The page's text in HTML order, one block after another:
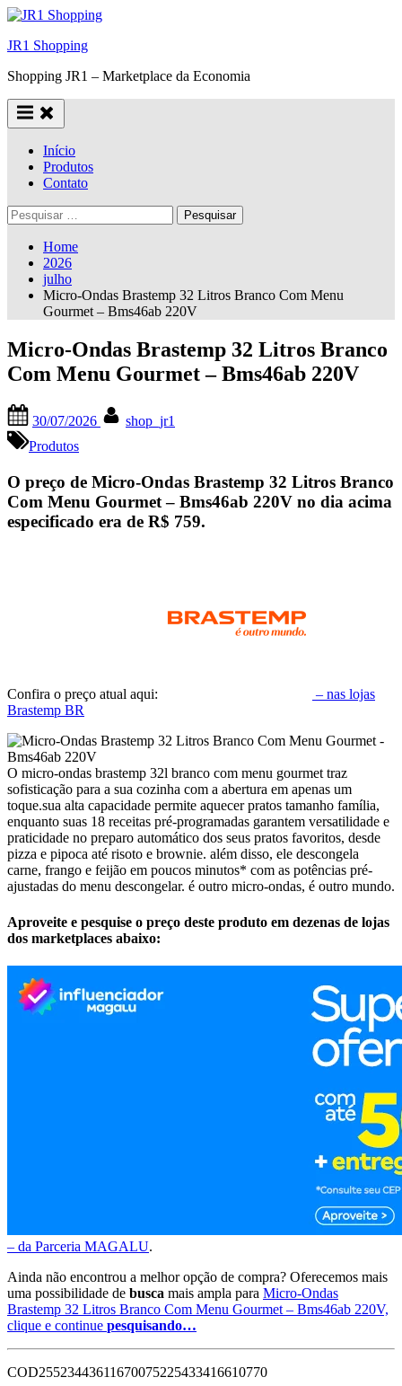
Skip
content
JR1 Shopping
Shopping JR1 – Marketplace da Economia
Início
Produtos
Contato
Pesquisar
por:
Home
2026
julho
Micro-Ondas Brastemp 32 Litros Branco Com Menu
Gourmet – Bms46ab 220V
Micro-Ondas Brastemp 32 Litros Branco
Com Menu Gourmet – Bms46ab 220V
on
30/07/2026
shop_jr1
Produtos
O preço de Micro-Ondas Brastemp 32 Litros Branco
Com Menu Gourmet – Bms46ab 220V no dia acima
especificado era de R$ 759.
Confira o preço atual aqui:
– nas lojas
Brastemp BR
O micro-ondas brastemp 32l branco com menu gourmet traz
sofisticação para a sua cozinha com a abertura em apenas um
toque.sua alta capacidade permite aquecer pratos tamanho família,
enquanto suas 18 receitas pré-programadas garantem versatilidade e
praticidade no preparo automático dos seus pratos favoritos, desde
pizza e pipoca até risoto e brownie. além disso, ele descongela
carne, frango e feijão em poucos minutos* com as potências pré-
ajustadas do menu descongelar. é outro micro-ondas, é outro mundo.
Aproveite e pesquise o preço deste produto em dezenas de lojas
dos marketplaces abaixo:
– da Parceria MAGALU.
Ainda não encontrou a melhor opção de compra? Oferecemos mais
uma possibilidade de busca mais ampla para Micro-Ondas
Brastemp 32 Litros Branco Com Menu Gourmet – Bms46ab 220V,
clique e continue pesquisando…
COD25523443611670075225433416610770